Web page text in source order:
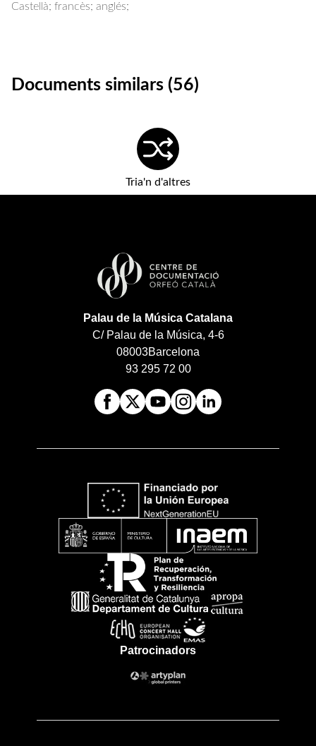
Castellà; francès; anglés;
Documents similars (56)
Tria'n d'altres
Palau de la Música Catalana
C/ Palau de la Música, 4-6
08003Barcelona
93 295 72 00
Patrocinadors